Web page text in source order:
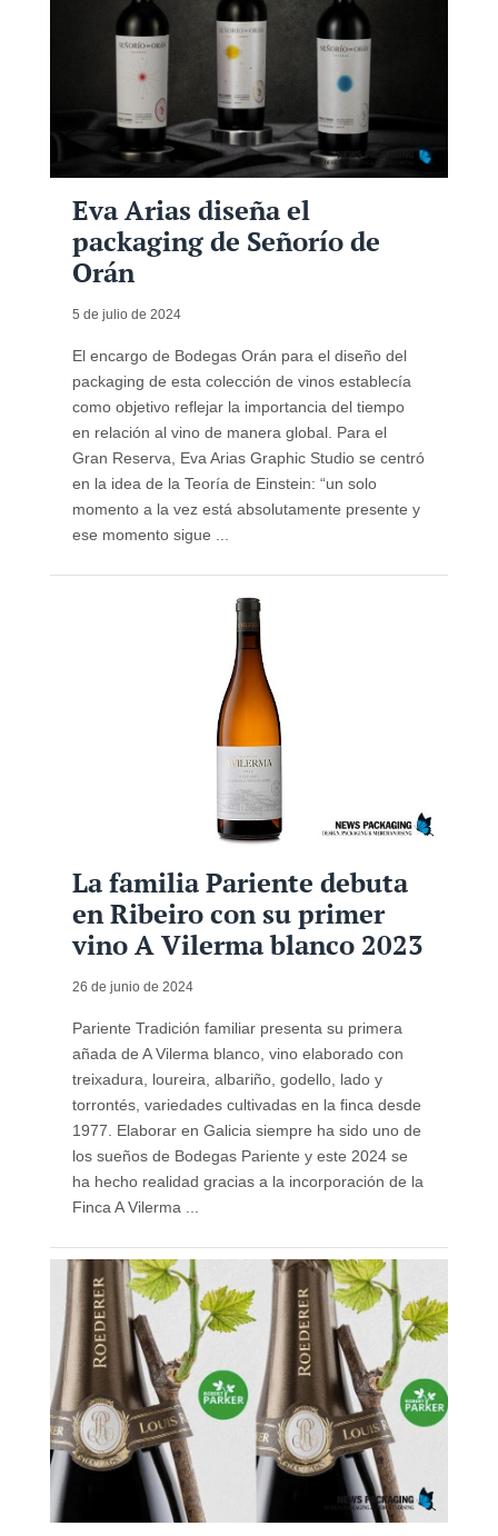
Eva Arias diseña el
packaging de Señorío de
Orán
5 de julio de 2024
El encargo de Bodegas Orán para el diseño del
packaging de esta colección de vinos establecía
como objetivo reflejar la importancia del tiempo
en relación al vino de manera global. Para el
Gran Reserva, Eva Arias Graphic Studio se centró
en la idea de la Teoría de Einstein: “un solo
momento a la vez está absolutamente presente y
ese momento sigue ...
La familia Pariente debuta
en Ribeiro con su primer
vino A Vilerma blanco 2023
26 de junio de 2024
Pariente Tradición familiar presenta su primera
añada de A Vilerma blanco, vino elaborado con
treixadura, loureira, albariño, godello, lado y
torrontés, variedades cultivadas en la finca desde
1977. Elaborar en Galicia siempre ha sido uno de
los sueños de Bodegas Pariente y este 2024 se
ha hecho realidad gracias a la incorporación de la
Finca A Vilerma ...